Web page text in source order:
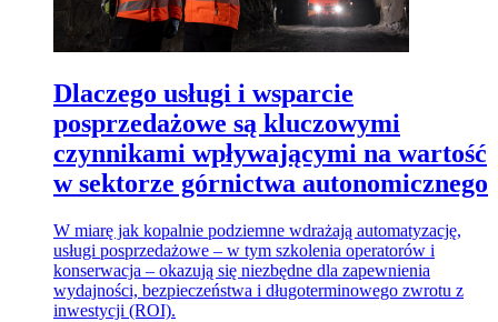
Dlaczego usługi i wsparcie
posprzedażowe są kluczowymi
czynnikami wpływającymi na wartość
w sektorze górnictwa autonomicznego
W miarę jak kopalnie podziemne wdrażają automatyzację,
usługi posprzedażowe – w tym szkolenia operatorów i
konserwacja – okazują się niezbędne dla zapewnienia
wydajności, bezpieczeństwa i długoterminowego zwrotu z
inwestycji (ROI).